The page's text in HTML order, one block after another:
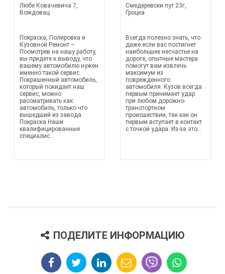
Любе Ковачевича 7,
Вождовац
Покраска, Полировка и
Кузовной Ремонт –
Посмотрев на нашу работу,
вы придете к выводу, что
вашему автомобилю нужен
именно такой сервис.
Покрашенный автомобиль,
который покидает наш
сервис, можно
рассматривать как
автомобиль, только что
вышедший из завода.
Покраска Наши
квалифицированные
специалис...
Смедеревски пут 23г,
Гроцка
Всегда полезно знать, что
даже если вас постигнет
наибольшее несчастье на
дороге, опытные мастера
помогут вам извлечь
максимум из
поврежденного
автомобиля. Кузов всегда
первым принимает удар
при любом дорожно-
транспортном
происшествии, так как он
первым вступает в контакт
с точкой удара. Из-за это...
ПОДЕЛИТЕ ИНФОРМАЦИЮ